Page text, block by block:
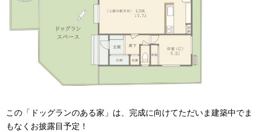
この「ドッグランのある家」は、完成に向けてただいま建築中でま
もなくお披露目予定！